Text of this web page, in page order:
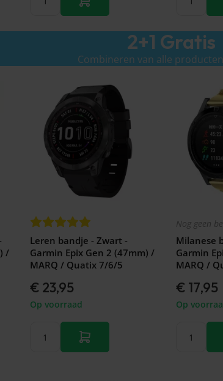
2+1 Gratis
Combineren van alle
/
Leren bandje - Zwart -
Garmin Epix Gen 2 (47mm) /
MARQ / Quatix 7/6/5
€ 23,95
Op voorraad
Nog geen
Milanese
Garmin
MARQ /
€ 17,95
Op